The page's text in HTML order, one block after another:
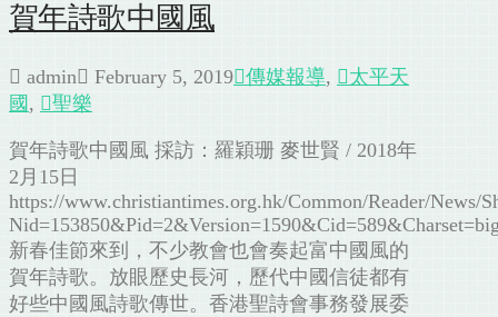
賀年詩歌中國風
admin February 5, 2019 傳媒報導,
太平天
國 , 聖樂
賀年詩歌中國風 採訪：羅穎珊 麥世賢 / 2018年
2月15日
https://www.christiantimes.org.hk/Common/Reader/News/
新春佳節來到，不少教會也會奏起富中國風的
賀年詩歌。放眼歷史長河，歷代中國信徒都有
好些中國風詩歌傳世。香港聖詩會事務發展委